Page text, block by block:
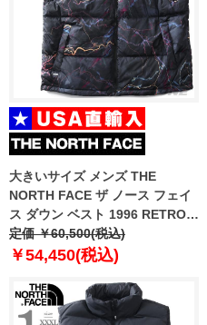
大きいサイズ メンズ THE
NORTH FACE ザ ノース フェイ
ス ダウン ベスト 1996 RETRO
NUPTSE VEST USA直輸入
nf0a3jqq-iri
定価 ￥60,500(税込)
￥54,450(税込)